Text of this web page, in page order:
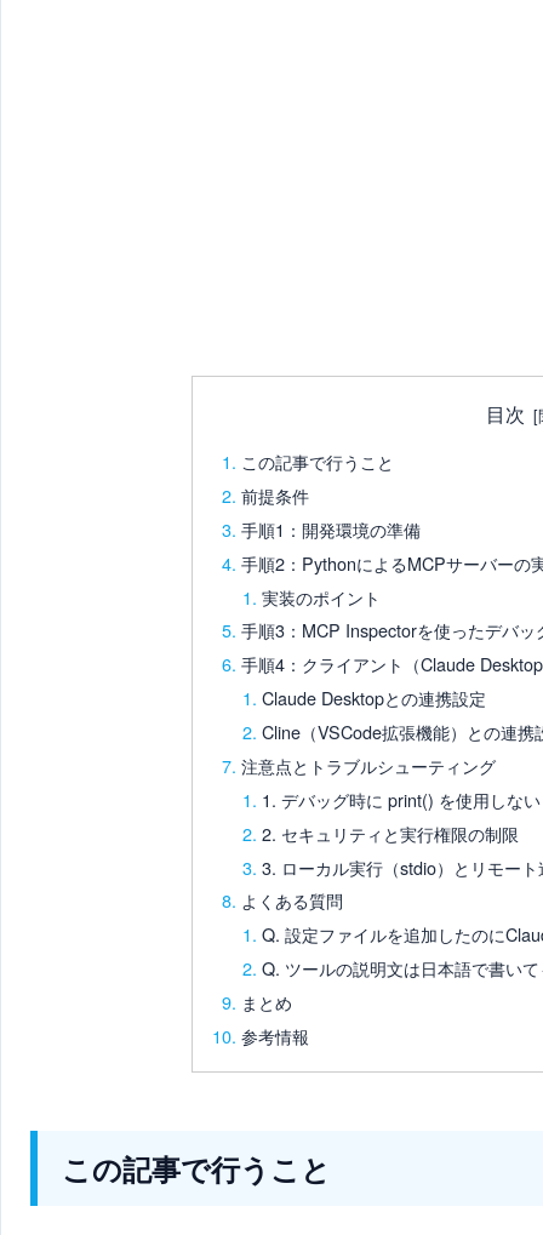
目次
この記事で行うこと
前提条件
手順1：開発環境の準備
手順2：PythonによるMCPサーバーの
実装のポイント
手順3：MCP Inspectorを使ったデバッ
手順4：クライアント（Claude
Claude Desktopとの連携設定
Cline（VSCode拡張機能）との連携
注意点とトラブルシューティング
1. デバッグ時に print() を使用しない
2. セキュリティと実行権限の制限
3. ローカル実行（stdio）とリモー
よくある質問
Q. 設定ファイルを追加したのに
Q. ツールの説明文は日本語で書い
まとめ
参考情報
この記事で行うこと